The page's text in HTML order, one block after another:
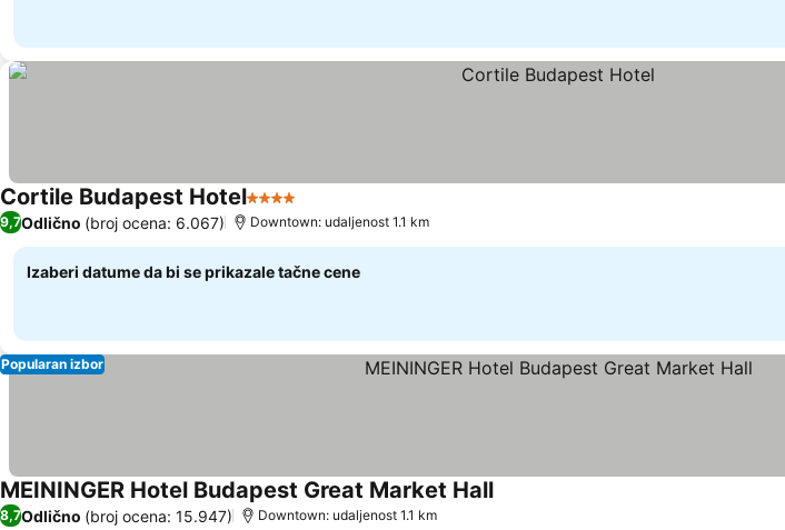
Cortile Budapest Hotel4 Zvezdice
9,7Odlično (broj ocena: 6.067) Downtown: udaljenost 1.1 km
Izaberi datume da bi se prikazale tačne cene
Popularan izbor
MEININGER Hotel Budapest Great Market Hall
8,7Odlično (broj ocena: 15.947) Downtown: udaljenost 1.1 km